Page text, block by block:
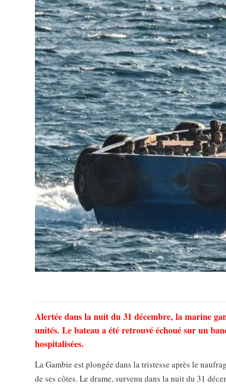
Alertée dans la nuit du 31 décembre, la marine
unités. Le bateau a été retrouvé échoué sur un
hospitalisées.
La Gambie est plongée dans la tristesse après le
de ses côtes. Le drame, survenu dans la nuit du 31